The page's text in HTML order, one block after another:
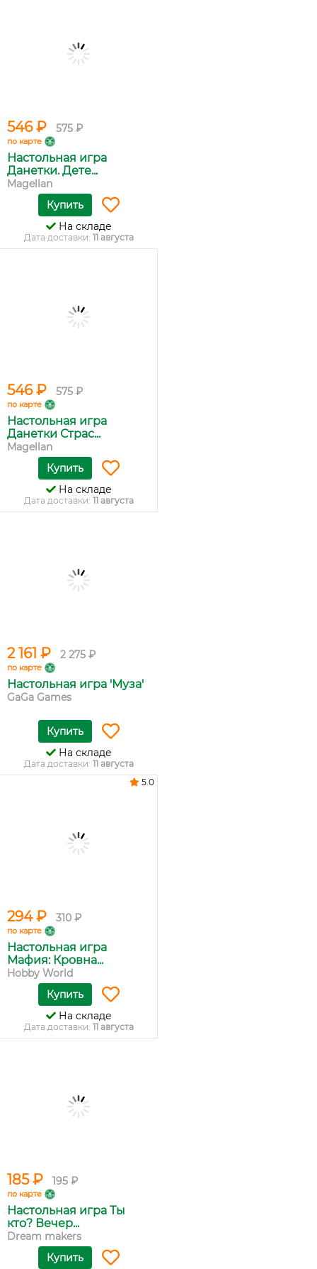
546 ₽ 575 ₽
по карте
Настольная игра
Данетки. Дете...
Magellan
Купить
На складе
Дата доставки: 11 августа
546 ₽ 575 ₽
по карте
Настольная игра
Данетки Страс...
Magellan
Купить
На складе
Дата доставки: 11 августа
2 161 ₽ 2 275 ₽
по карте
Настольная игра 'Муза'
GaGa Games
Купить
На складе
Дата доставки: 11 августа
294 ₽ 310 ₽
по карте
Настольная игра
Мафия: Кровна...
Hobby World
5.0
Купить
На складе
Дата доставки: 11 августа
185 ₽ 195 ₽
по карте
Настольная игра Ты
кто? Вечер...
Dream makers
Купить